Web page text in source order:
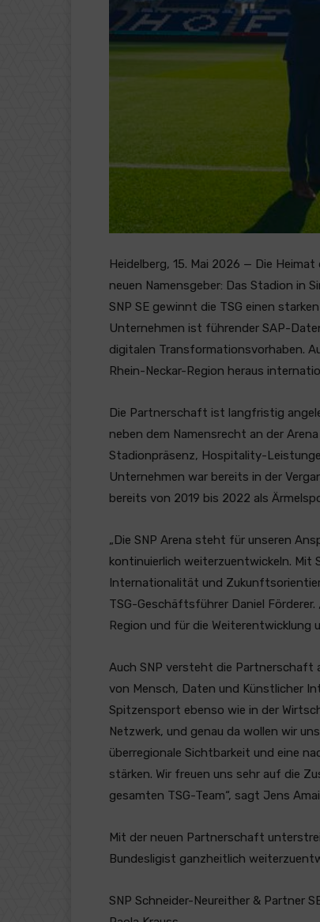
Heidelberg, 15. Mai 2026 — Die
neuen Namensgeber: Das Stadion in
SNP SE gewinnt die TSG einen
Unternehmen ist führender SAP-
digitalen Transformationsvorhaben.
Rhein-Neckar-Region heraus
Die Partnerschaft ist langfristig
neben dem Namensrecht an der
Stadionpräsenz, Hospitality-
Unternehmen war bereits in der
bereits von 2019 bis 2022 als
„Die SNP Arena steht für unseren
kontinuierlich weiterzuentwickeln. Mit
Internationalität und
TSG-Geschäftsführer Daniel
Region und für die Weiterentwicklung
Auch SNP versteht die Partnerschaft
von Mensch, Daten und Künstlicher
Spitzensport ebenso wie in der
Netzwerk, und genau da wollen wir
überregionale Sichtbarkeit und eine
stärken. Wir freuen uns sehr auf die
gesamten TSG-Team“, sagt Jens
Mit der neuen Partnerschaft
Bundesligist ganzheitlich
SNP Schneider-Neureither & Partner